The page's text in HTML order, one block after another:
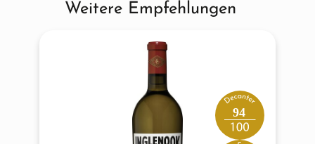
Produktgalerie überspringen
Weitere Empfehlungen
94